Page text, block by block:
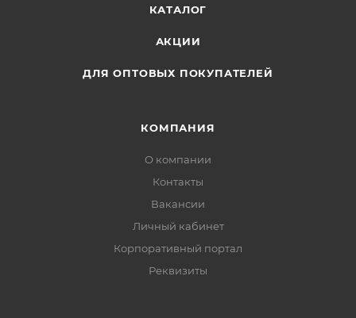
КАТАЛОГ
АКЦИИ
ДЛЯ ОПТОВЫХ ПОКУПАТЕЛЕЙ
КОМПАНИЯ
О компании
Контакты
Вакансии
Личный кабинет
Корпоративный портал
Реквизиты